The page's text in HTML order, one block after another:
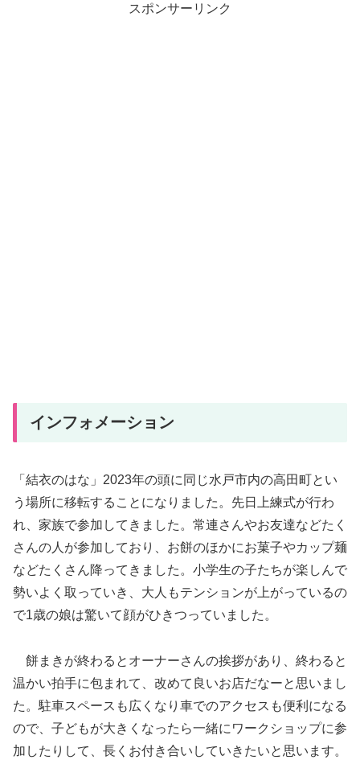
スポンサーリンク
インフォメーション
「結衣のはな」2023年の頭に同じ水戸市内の高田町とい
う場所に移転することになりました。先日上練式が行わ
れ、家族で参加してきました。常連さんやお友達などたく
さんの人が参加しており、お餅のほかにお菓子やカップ麺
などたくさん降ってきました。小学生の子たちが楽しんで
勢いよく取っていき、大人もテンションが上がっているの
で1歳の娘は驚いて顔がひきつっていました。
餅まきが終わるとオーナーさんの挨拶があり、終わると
温かい拍手に包まれて、改めて良いお店だなーと思いまし
た。駐車スペースも広くなり車でのアクセスも便利になる
ので、子どもが大きくなったら一緒にワークショップに参
加したりして、長くお付き合いしていきたいと思います。